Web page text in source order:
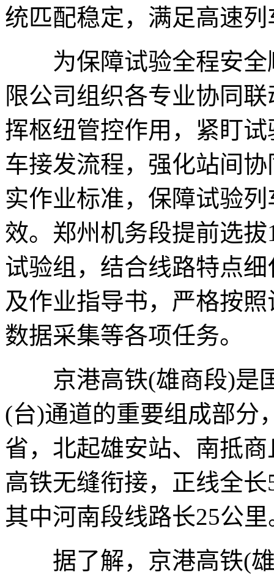
统匹配稳定，满足高速
为保障试验全程安全
限公司组织各专业协同
挥枢纽管控作用，紧盯
车接发流程，强化站间
实作业标准，保障试验
效。郑州机务段提前选
试验组，结合线路特点
及作业指导书，严格按
数据采集等各项任务。
京港高铁(雄商段)是国
(台)通道的重要组成部分
省，北起雄安站、南抵
高铁无缝衔接，正线全
其中河南段线路长25公里
据了解，京港高铁(雄